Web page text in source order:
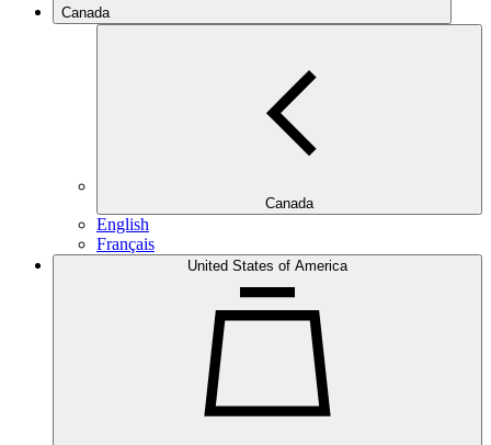
Canada
Canada
English
Français
United States of America